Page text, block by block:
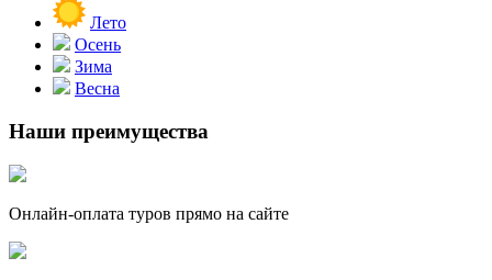
Лето
Осень
Зима
Весна
Наши преимущества
Онлайн-оплата туров прямо на сайте